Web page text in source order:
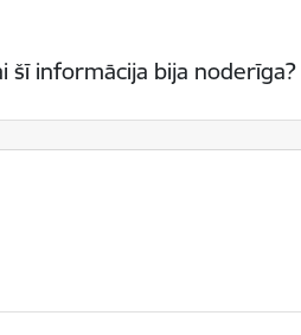
šī informācija bija noderīga?